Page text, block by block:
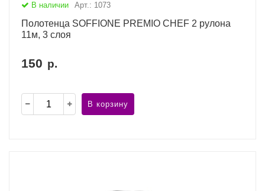
В наличии Арт.: 1073
Полотенца SOFFIONE PREMIO CHEF 2 рулона
11м, 3 слоя
150 р.
В корзину